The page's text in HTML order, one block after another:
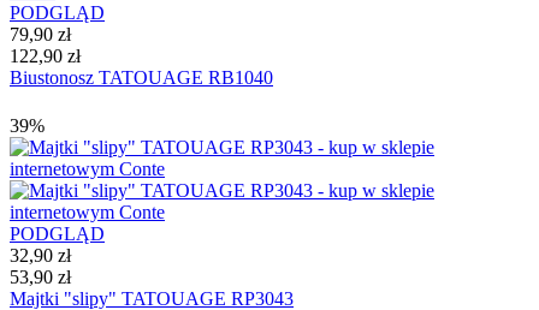
PODGLĄD
79,90 zł
122,90 zł
Biustonosz TATOUAGE RB1040
39%
PODGLĄD
32,90 zł
53,90 zł
Majtki "slipy" TATOUAGE RP3043